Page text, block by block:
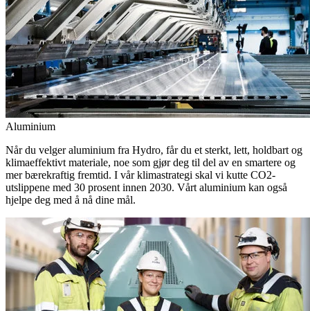
Aluminium
Når du velger aluminium fra Hydro, får du et sterkt, lett, holdbart og
klimaeffektivt materiale, noe som gjør deg til del av en smartere og
mer bærekraftig fremtid. I vår klimastrategi skal vi kutte CO2-
utslippene med 30 prosent innen 2030. Vårt aluminium kan også
hjelpe deg med å nå dine mål.